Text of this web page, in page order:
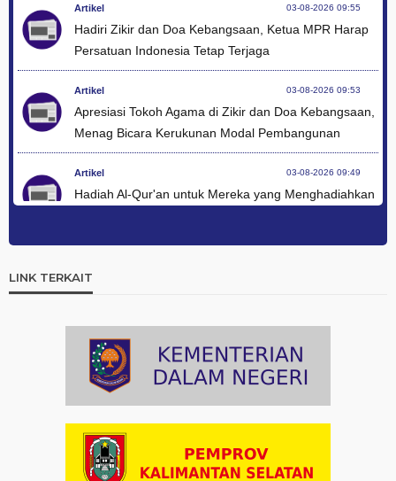
Artikel 03-08-2026 09:55
Hadiri Zikir dan Doa Kebangsaan, Ketua MPR Harap
Persatuan Indonesia Tetap Terjaga
Artikel 03-08-2026 09:53
Apresiasi Tokoh Agama di Zikir dan Doa Kebangsaan,
Menag Bicara Kerukunan Modal Pembangunan
Artikel 03-08-2026 09:49
Hadiah Al-Qur'an untuk Mereka yang Menghadiahkan
Ini Teks Lengkap Doa Kebangsaan Umat Kristen
Protestan di Monas
Artikel
Paduan Suara yang Menyatukan Harapan untuk
Indonesia
Dalam Zikir dan Doa Kebangsaan, Tio Menemukan
Makna Keberagaman
LINK TERKAIT